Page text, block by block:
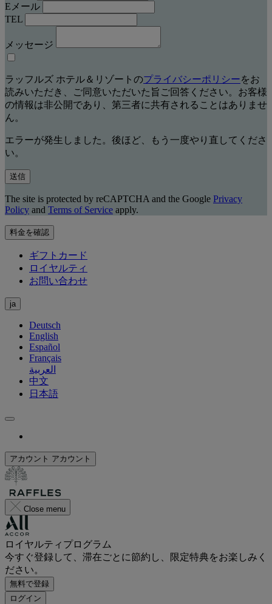
Eメール
TEL
メッセージ
ラッフルズ ホテル＆リゾートのプライバシーポリシーをお
読みいただき、ご同意いただいた旨ご回答ください。お客様
の情報は非公開であり、第三者に共有されることはありませ
ん。
エラーが発生しました。後ほど、もう一度やり直してくださ
い。
送信
The site is protected by reCAPTCHA and the Google Privacy
Policy and Terms of Service apply.
料金を確認
ギフトカード
ロイヤルティ
お問い合わせ
ja
Deutsch
English
Español
Français
العربية
中文
日本語
アカウント アカウント
Close menu
ロイヤルティプログラム
今すぐ登録して、滞在ごとに節約し、限定特典をお楽しみく
ださい。
無料で登録
ログイン